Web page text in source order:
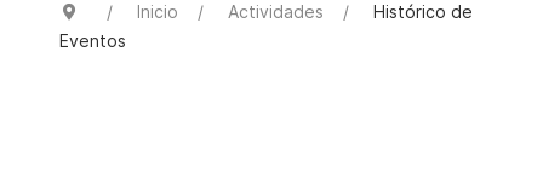
Inicio Actividades
Histórico de
Eventos